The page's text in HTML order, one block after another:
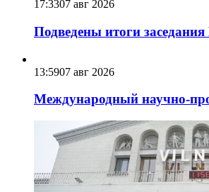
17:3307 авг 2026
Подведены итоги
13:5907 авг 2026
Международный научно-